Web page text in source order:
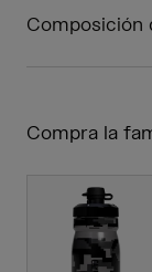
Composición
Compra la